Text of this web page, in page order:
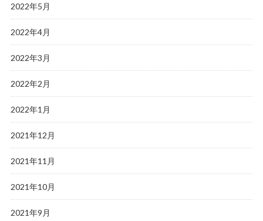
2022年5月
2022年4月
2022年3月
2022年2月
2022年1月
2021年12月
2021年11月
2021年10月
2021年9月